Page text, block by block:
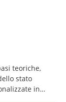
teoriche,
stato
in